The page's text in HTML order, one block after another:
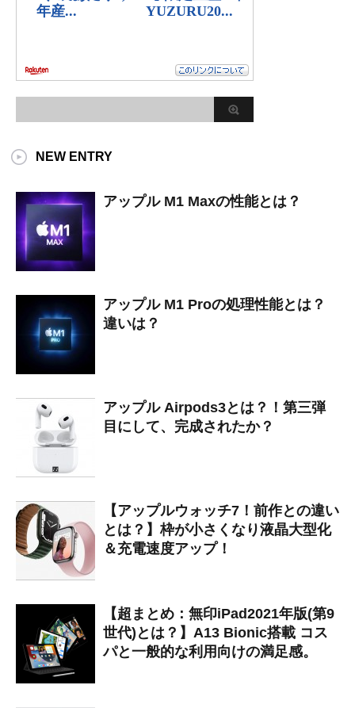
NEW ENTRY
アップル M1 Maxの性能とは？
アップル M1 Proの処理性能とは？
違いは？
アップル Airpods3とは？！第三弾
目にして、完成されたか？
【アップルウォッチ7！前作との違い
とは？】枠が小さくなり液晶大型化
＆充電速度アップ！
【超まとめ：無印iPad2021年版(第9
世代)とは？】A13 Bionic搭載 コス
パと一般的な利用向けの満足感。